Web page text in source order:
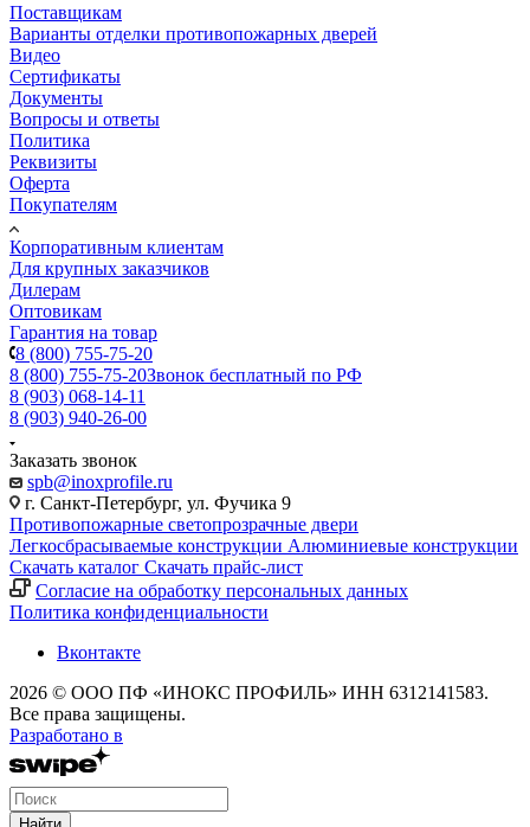
Поставщикам
Варианты отделки противопожарных дверей
Видео
Сертификаты
Документы
Вопросы и ответы
Политика
Реквизиты
Оферта
Покупателям
Корпоративным клиентам
Для крупных заказчиков
Дилерам
Оптовикам
Гарантия на товар
8 (800) 755-75-20
8 (800) 755-75-20Звонок бесплатный по РФ
8 (903) 068-14-11
8 (903) 940-26-00
Заказать звонок
spb@inoxprofile.ru
г. Санкт-Петербург, ул. Фучика 9
Противопожарные светопрозрачные двери
Легкосбрасываемые конструкции Алюминиевые конструкции
Скачать каталог Скачать прайс-лист
Cогласие на обработку персональных данных
Политика конфиденциальности
Вконтакте
2026 © ООО ПФ «ИНОКС ПРОФИЛЬ» ИНН 6312141583.
Все права защищены.
Разработано в